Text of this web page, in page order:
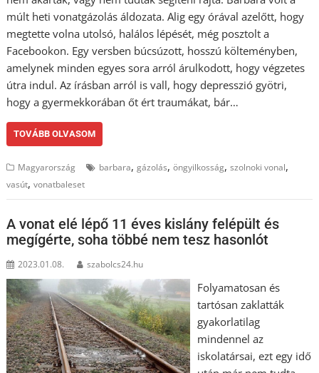
múlt heti vonatgázolás áldozata. Alig egy órával azelőtt, hogy
megtette volna utolsó, halálos lépését, még posztolt a
Facebookon. Egy versben búcsúzott, hosszú költeményben,
amelynek minden egyes sora arról árulkodott, hogy végzetes
útra indul. Az írásban arról is vall, hogy depresszió gyötri,
hogy a gyermekkorában őt ért traumákat, bár…
TOVÁBB OLVASOM
Magyarország barbara,gázolás,öngyilkosság,szolnoki vonal,
vasút,vonatbaleset
A vonat elé lépő 11 éves kislány felépült és
megígérte, soha többé nem tesz hasonlót
2023.01.08. szabolcs24.hu
Folyamatosan és
tartósan zaklatták
gyakorlatilag
mindennel az
iskolatársai, ezt egy idő